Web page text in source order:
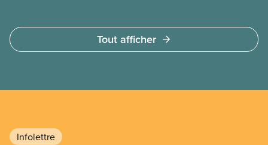
Tout afficher
Infolettre